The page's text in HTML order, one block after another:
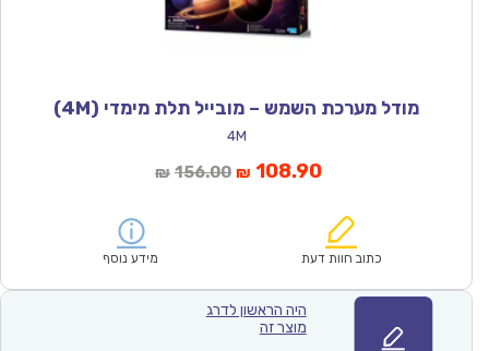
מודל מערכת השמש – מובייל תלת מימדי (4M)
4M
₪ 156.00המחיר
₪156.00.
₪ 108.90המחיר
הוא:
כתוב חוות דעת מידע נוסף
היה הראשון לדרג
מוצר זה